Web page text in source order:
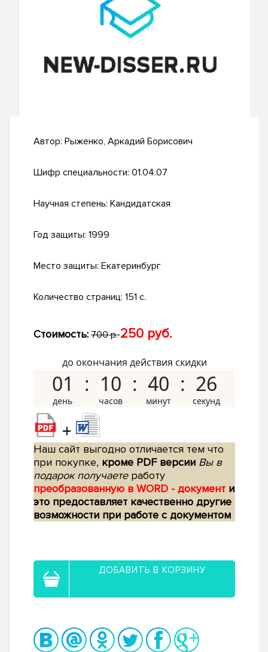
Автор: Рыженко, Аркадий Борисович
Шифр специальности: 01.04.07
Научная степень: Кандидатская
Год защиты: 1999
Место защиты: Екатеринбург
Количество страниц: 151 с.
Стоимость: 700 р.250 руб.
до окончания действия скидки
01 10 40 25
+
Наш сайт выгодно отличается тем что
при покупке, кроме PDF версии Вы в
подарок получаетеработу
преобразованную в WORD - документ и
это предоставляет качественно другие
возможности при работе с документом
ДОБАВИТЬ В КОРЗИНУ